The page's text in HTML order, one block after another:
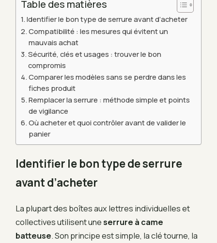
Table des matières
Identifier le bon type de serrure avant d’acheter
Compatibilité : les mesures qui évitent un
mauvais achat
Sécurité, clés et usages : trouver le bon
compromis
Comparer les modèles sans se perdre dans les
fiches produit
Remplacer la serrure : méthode simple et points
de vigilance
Où acheter et quoi contrôler avant de valider le
panier
Identifier le bon type de serrure
avant d’acheter
La plupart des boîtes aux lettres individuelles et
collectives utilisent uneserrure à came
batteuse. Son principe est simple, la clé tourne, la